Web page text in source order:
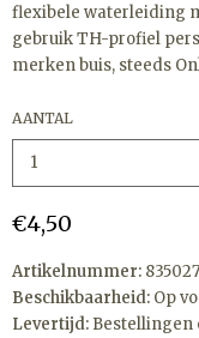
flexibele waterleiding
gebruik TH-profiel
merken buis, steeds
AANTAL
€4,50
Artikelnummer:
Beschikbaarheid: Op
Levertijd: Bestellingen